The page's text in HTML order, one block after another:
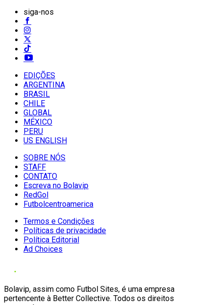
siga-nos
EDIÇÕES
ARGENTINA
BRASIL
CHILE
GLOBAL
MÉXICO
PERU
US ENGLISH
SOBRE NÓS
STAFF
CONTATO
Escreva no Bolavip
RedGol
Futbolcentroamerica
Termos e Condições
Políticas de privacidade
Política Editorial
Ad Choices
Bolavip, assim como Futbol Sites, é uma empresa
pertencente à Better Collective. Todos os direitos